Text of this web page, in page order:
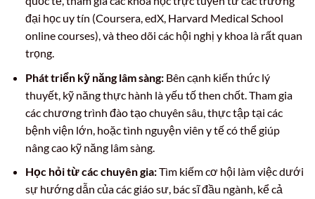
đại học uy tín (Coursera, edX, Harvard Medical School
online courses), và theo dõi các hội nghị y khoa là rất quan
trọng.
Phát triển kỹ năng lâm sàng:Bên cạnh kiến thức lý
thuyết, kỹ năng thực hành là yếu tố then chốt. Tham gia
các chương trình đào tạo chuyên sâu, thực tập tại các
bệnh viện lớn, hoặc tình nguyện viên y tế có thể giúp
nâng cao kỹ năng lâm sàng.
Học hỏi từ các chuyên gia:Tìm kiếm cơ hội làm việc dưới
sự hướng dẫn của các giáo sư, bác sĩ đầu ngành, kể cả